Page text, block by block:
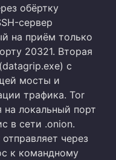
обёртку
сервер
на приём только
20321. Вторая
с
мосты и
трафика. Tor
на локальный порт
в сети .onion.
через
к командному